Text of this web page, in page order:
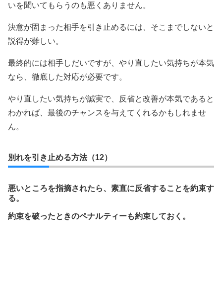
いを聞いてもらうのも悪くありません。
決意が固まった相手を引き止めるには、そこまでしないと
説得が難しい。
最終的には相手しだいですが、やり直したい気持ちが本気
なら、徹底した対応が必要です。
やり直したい気持ちが誠実で、反省と改善が本気であると
わかれば、最後のチャンスを与えてくれるかもしれませ
ん。
別れを引き止める方法（12）
悪いところを指摘されたら、素直に反省することを約束す
る。
約束を破ったときのペナルティーも約束しておく。